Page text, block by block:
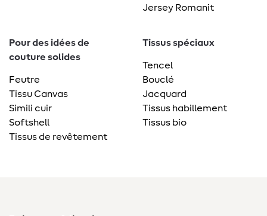
Jersey Romanit
Pour des idées de
couture solides
Feutre
Tissu Canvas
Simili cuir
Softshell
Tissus de revêtement
Tissus spéciaux
Tencel
Bouclé
Jacquard
Tissus habillement
Tissus bio